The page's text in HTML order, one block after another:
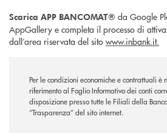
Scarica APP BANCOMAT® da Google
AppGallery e completa il processo di
dall’area riservata del sito www.inbank.it.
Per le condizioni economiche e contrattuali è
riferimento al Foglio Informativo dei conti
disposizione presso tutte le Filiali della
“Trasparenza” del sito internet.